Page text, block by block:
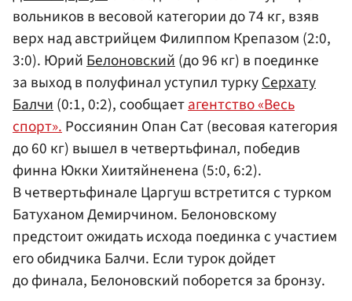
вольников в весовой категории до 74 кг, взяв
верх над австрийцем Филиппом Крепазом (2:0,
3:0). ЮрийБелоновский(до 96 кг) в поединке
за выход в полуфинал уступил туркуСерхату
Балчи(0:1, 0:2), сообщаетагентство «Весь
спорт».Россиянин Опан Сат (весовая категория
до 60 кг) вышел в четвертьфинал, победив
финна Юкки Хиитяйненена (5:0, 6:2).
В четвертьфинале Царгуш встретится с турком
Батуханом Демирчином. Белоновскому
предстоит ожидать исхода поединка с участием
его обидчика Балчи. Если турок дойдет
до финала, Белоновский поборется за бронзу.